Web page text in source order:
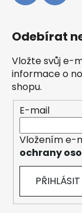
Odebírat
Vložte svůj e-
informace o
shopu.
E-mail
Vložením e-
ochrany
PŘIHLÁSIT